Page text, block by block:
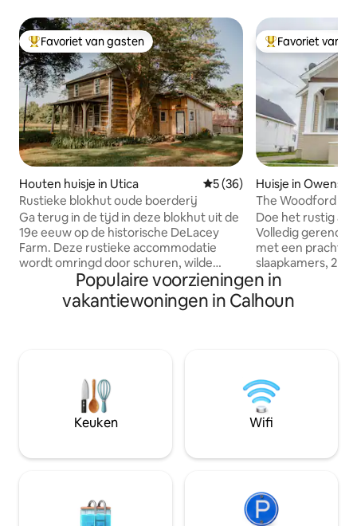
Topfavoriet van gasten
Favoriet van gasten
Houten huisje in Utica Gemiddelde beoordeling
5 (36)
Rustieke blokhut oude boerderij
Ga terug in de tijd in deze blokhut uit de
19e eeuw op de historische DeLacey
Farm. Deze rustieke accommodatie
wordt omringd door schuren, wilde
dieren en weidse velden en ligt op een
bijna 100 jaar oude boerderij, op slechts
enkele minuten van de barbecue,
om de Green River Distillery en lokale
eetgelegenheden te verkennen. Het is
de perfecte mix van een rustig
toevluchtsoord en gemakkelijke
bieden heeft.
Topfavoriet van
Favoriet van
Huisje in
The Woodford
Doe het rustig aan in
Volledig
met een prachtig
slaapkamers, 2
volledige
keuken. De
een terras, patiotafel en
Deze
Engelse park.
een weekendje
centrum of
Populaire voorzieningen in
vakantiewoningen in Calhoun
Keuken Wifi